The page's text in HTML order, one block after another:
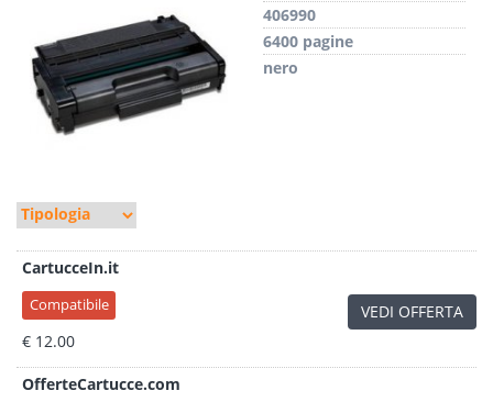
406990
6400 pagine
nero
CartucceIn.it
Compatibile
€ 12.00
VEDI OFFERTA
OfferteCartucce.com